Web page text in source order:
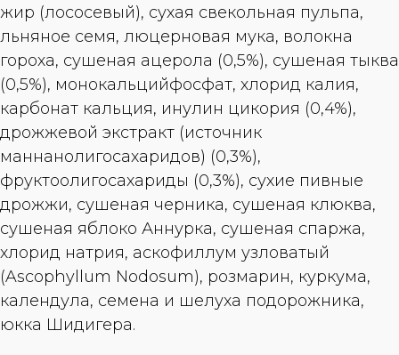
жир (лососевый), сухая свекольная пульпа,
льняное семя, люцерновая мука, волокна
гороха, сушеная ацерола (0,5%), сушеная тыква
(0,5%), монокальцийфосфат, хлорид калия,
карбонат кальция, инулин цикория (0,4%),
дрожжевой экстракт (источник
маннанoлигосахаридов) (0,3%),
фруктоолигосахариды (0,3%), сухие пивные
дрожжи, сушеная черника, сушеная клюква,
сушеная яблоко Аннурка, сушеная спаржа,
хлорид натрия, аскофиллум узловатый
(Ascophyllum Nodosum), розмарин, куркума,
календула, семена и шелуха подорожника,
юкка Шидигера.